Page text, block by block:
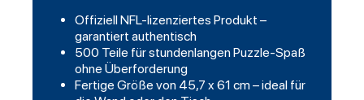
Offiziell NFL-lizenziertes Produkt –
garantiert authentisch
500 Teile für stundenlangen Puzzle-Spaß
ohne Überforderung
Fertige Größe von 45,7 x 61 cm – ideal für